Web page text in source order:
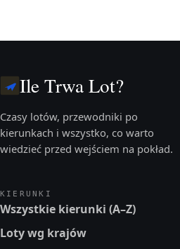
Ile Trwa Lot?
Czasy lotów, przewodniki po
kierunkach i wszystko, co warto
wiedzieć przed wejściem na pokład.
KIERUNKI
Wszystkie kierunki (A–Z)
Loty wg krajów